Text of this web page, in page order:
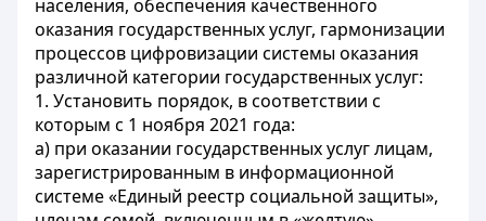
населения, обеспечения качественного
оказания государственных услуг, гармонизации
процессов цифровизации системы оказания
различной категории государственных услуг:
1. Установить порядок, в соответствии с
которым с 1 ноября 2021 года:
а) при оказании государственных услуг лицам,
зарегистрированным в информационной
системе «Единый реестр социальной защиты»,